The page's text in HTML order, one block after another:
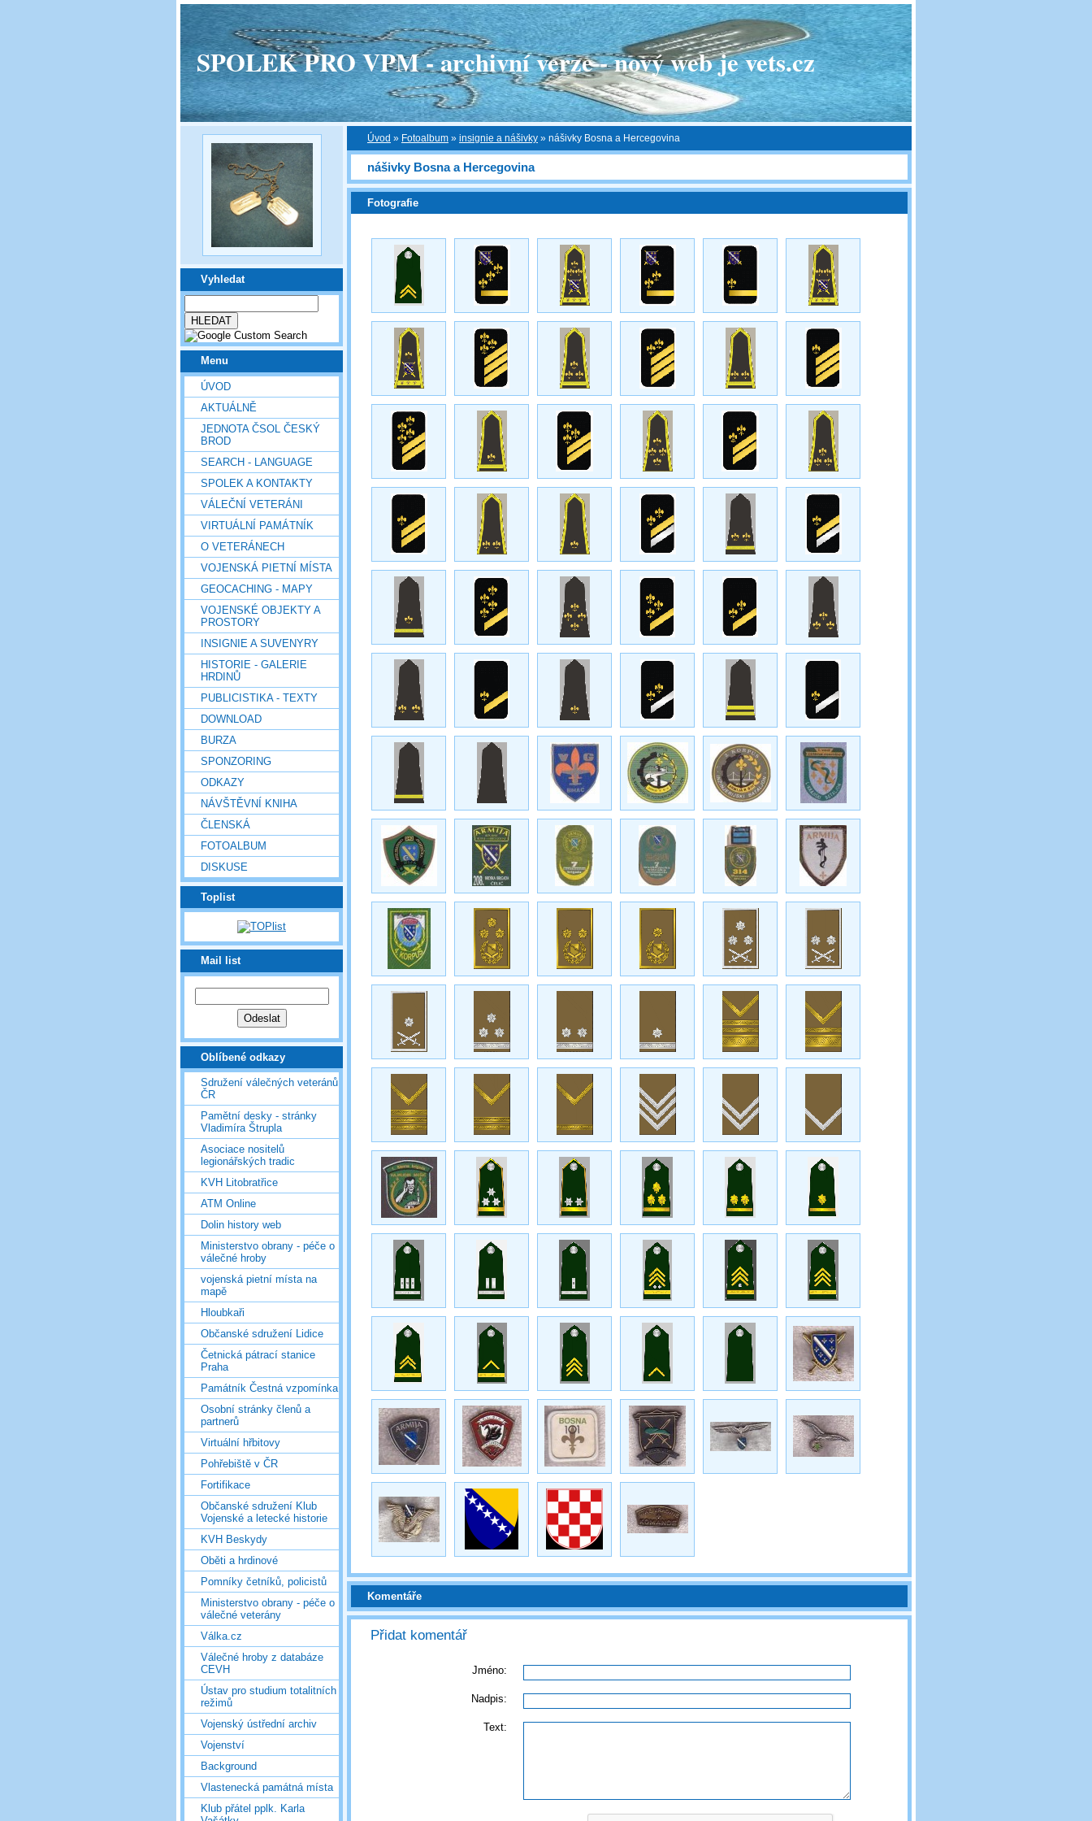
SPOLEK PRO VPM - archivní verze - nový web je vets.cz
Vyhledat
Menu
ÚVOD
AKTUÁLNĚ
JEDNOTA ČSOL ČESKÝ
BROD
SEARCH - LANGUAGE
SPOLEK A KONTAKTY
VÁLEČNÍ VETERÁNI
VIRTUÁLNÍ PAMÁTNÍK
O VETERÁNECH
VOJENSKÁ PIETNÍ MÍSTA
GEOCACHING - MAPY
VOJENSKÉ OBJEKTY A
PROSTORY
INSIGNIE A SUVENYRY
HISTORIE - GALERIE
HRDINŮ
PUBLICISTIKA - TEXTY
DOWNLOAD
BURZA
SPONZORING
ODKAZY
NÁVŠTĚVNÍ KNIHA
ČLENSKÁ
FOTOALBUM
DISKUSE
Toplist
Mail list
Oblíbené odkazy
Sdružení válečných veteránů
ČR
Pamětní desky - stránky
Vladimíra Štrupla
Asociace nositelů
legionářských tradic
KVH Litobratřice
ATM Online
Dolin history web
Ministerstvo obrany - péče o
válečné hroby
vojenská pietní místa na
mapě
Hloubkaři
Občanské sdružení Lidice
Četnická pátrací stanice
Praha
Památník Čestná vzpomínka
Osobní stránky členů a
partnerů
Virtuální hřbitovy
Pohřebiště v ČR
Fortifikace
Občanské sdružení Klub
Vojenské a letecké historie
KVH Beskydy
Oběti a hrdinové
Pomníky četníků, policistů
Ministerstvo obrany - péče o
válečné veterány
Válka.cz
Válečné hroby z databáze
CEVH
Ústav pro studium totalitních
režimů
Vojenský ústřední archiv
Vojenství
Background
Vlastenecká památná místa
Klub přátel pplk. Karla
Úvod » Fotoalbum » insignie a nášivky » nášivky Bosna a Hercegovina
nášivky Bosna a Hercegovina
Fotografie
Komentáře
Přidat komentář
Jméno:
Nadpis:
Text: